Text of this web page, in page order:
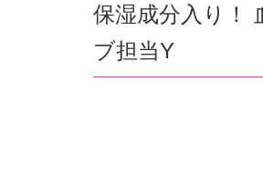
保湿成分入り！
ブ担当Y